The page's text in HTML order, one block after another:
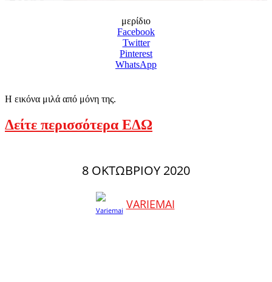
μερίδιο
Facebook
Twitter
Pinterest
WhatsApp
Η εικόνα μιλά από μόνη της.
Δείτε περισσότερα ΕΔΩ
8 ΟΚΤΩΒΡΊΟΥ 2020
VARIEMAI